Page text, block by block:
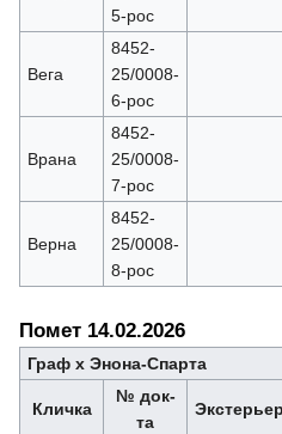
5-рос
Вега
8452-
25/0008-
6-рос
Врана
8452-
25/0008-
7-рос
Верна
8452-
25/0008-
8-рос
Помет 14.02.2026
Граф х Энона-Спарта
Кличка
№ док-
та
Экстерьер